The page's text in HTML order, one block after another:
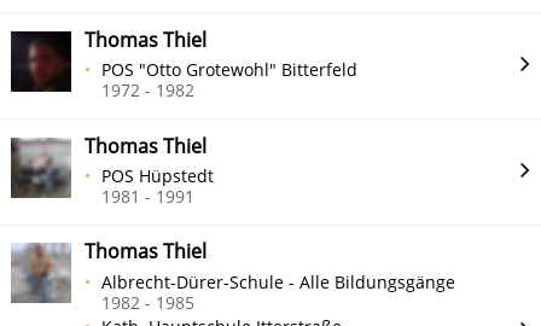
Thomas Thiel
POS "Otto Grotewohl" Bitterfeld
1972 - 1982
Thomas Thiel
POS Hüpstedt
1981 - 1991
Thomas Thiel
Albrecht-Dürer-Schule - Alle Bildungsgänge
1982 - 1985